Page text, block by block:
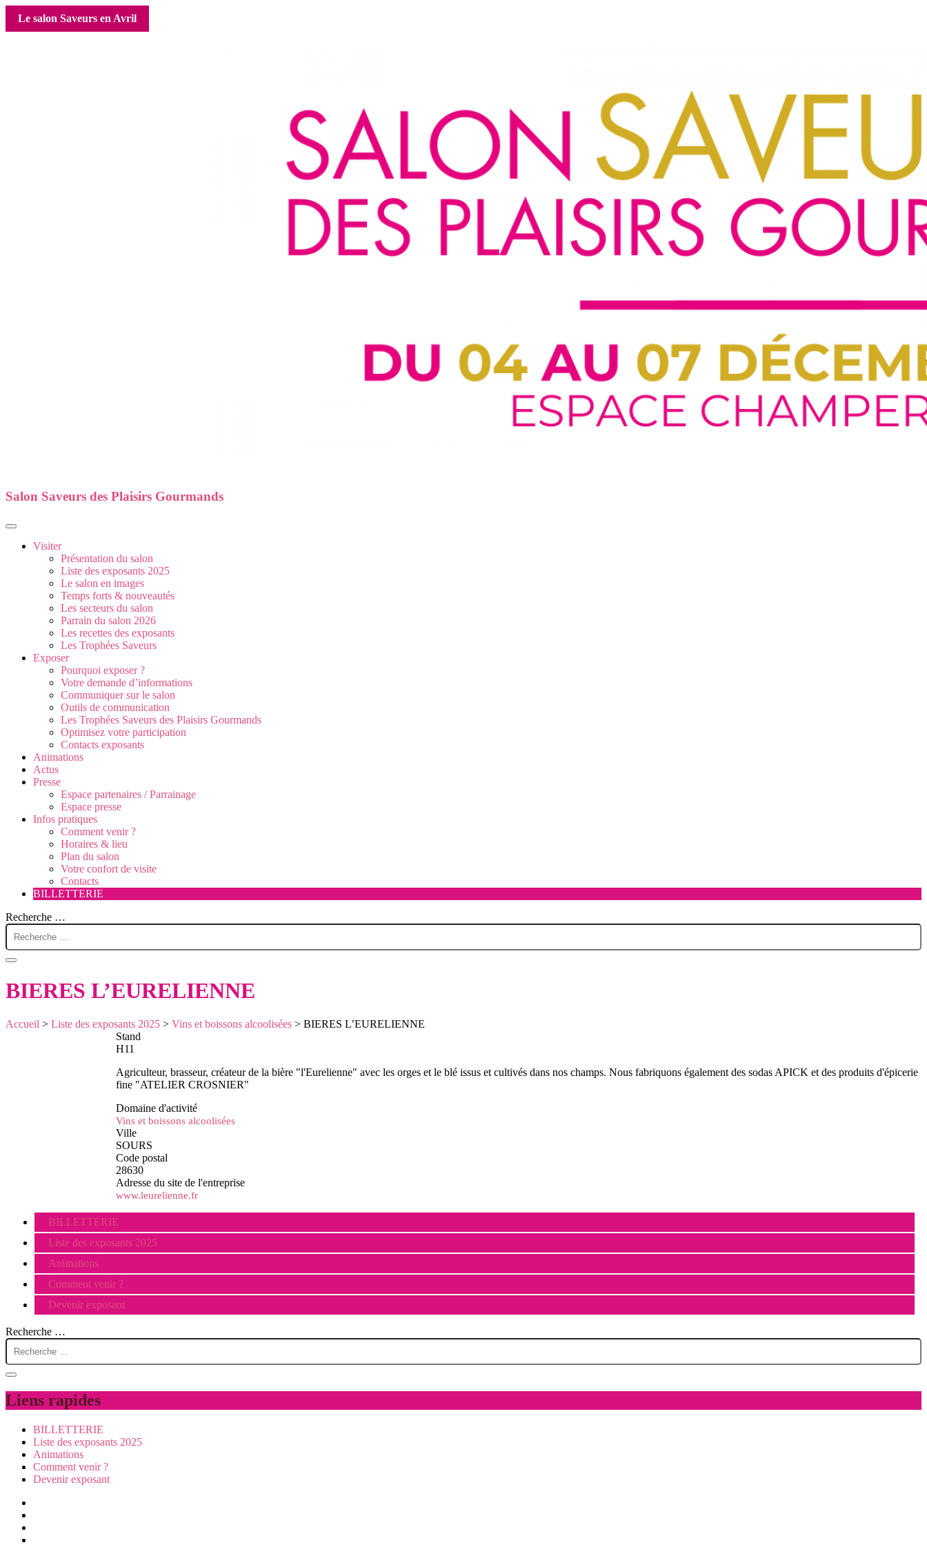
Le salon Saveurs en Avril
Salon Saveurs des Plaisirs Gourmands
Visiter
Présentation du salon
Liste des exposants 2025
Le salon en images
Temps forts & nouveautés
Les secteurs du salon
Parrain du salon 2026
Les recettes des exposants
Les Trophées Saveurs
Exposer
Pourquoi exposer ?
Votre demande d’informations
Communiquer sur le salon
Outils de communication
Les Trophées Saveurs des Plaisirs Gourmands
Optimisez votre participation
Contacts exposants
Animations
Actus
Presse
Espace partenaires / Parrainage
Espace presse
Infos pratiques
Comment venir ?
Horaires & lieu
Plan du salon
Votre confort de visite
Contacts
BILLETTERIE
Recherche …
BIERES L’EURELIENNE
Accueil > Liste des exposants 2025 > Vins et boissons alcoolisées > BIERES L’EURELIENNE
Stand
H11
Agriculteur, brasseur, créateur de la bière "l'Eurelienne" avec les orges et le blé issus et cultivés dans nos champs. Nous fabriquons également des sodas APICK et des produits d'épicerie
fine "ATELIER CROSNIER"
Domaine d'activité
Vins et boissons alcoolisées
Ville
SOURS
Code postal
28630
Adresse du site de l'entreprise
www.leurelienne.fr
BILLETTERIE
Liste des exposants 2025
Animations
Comment venir ?
Devenir exposant
Recherche …
Liens rapides
BILLETTERIE
Liste des exposants 2025
Animations
Comment venir ?
Devenir exposant